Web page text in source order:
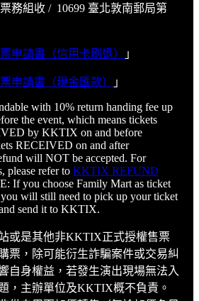
務組收 / 10699 臺北敦南郵局第
申請書（信用卡刷退） 」
申請書（現金匯款） 」
with 10% return handing fee up
the event, which means tickets
by KKTIX on and before
RECEIVED on and after
will NOT be accepted. For
please refer to KKTIX REFUND
If you choose Family Mart as ticket
will still need to pick up your ticket
send it to KKTIX.
或是其他非KKTIX正式授權售票
票，除可能衍生詐騙案件或交易糾
自身權益，若發生演出現場無法入
，主辦單位及KKTIX概不負責。